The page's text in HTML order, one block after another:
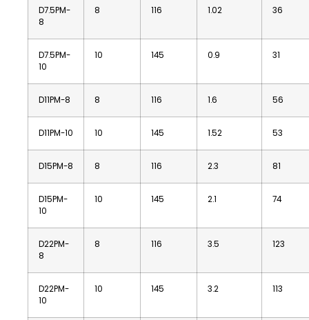
D7.5PM-
8
8 116 1.02 36
D7.5PM-
10
10 145 0.9 31
D11PM-8 8 116 1.6 56
D11PM-10 10 145 1.52 53
D15PM-8 8 116 2.3 81
D15PM-
10
10 145 2.1 74
D22PM-
8
8 116 3.5 123
D22PM-
10
10 145 3.2 113